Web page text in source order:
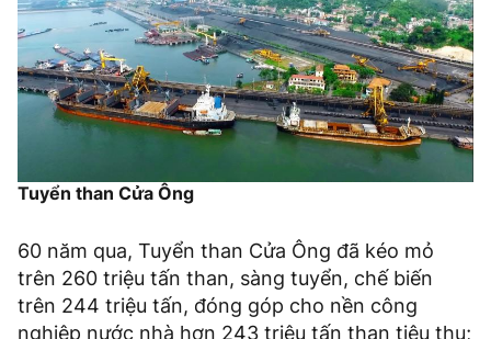
Tuyển than Cửa Ông
60 năm qua, Tuyển than Cửa Ông đã kéo mỏ
trên 260 triệu tấn than, sàng tuyển, chế biến
trên 244 triệu tấn, đóng góp cho nền công
nghiệp nước nhà hơn 243 triệu tấn than tiêu thụ;